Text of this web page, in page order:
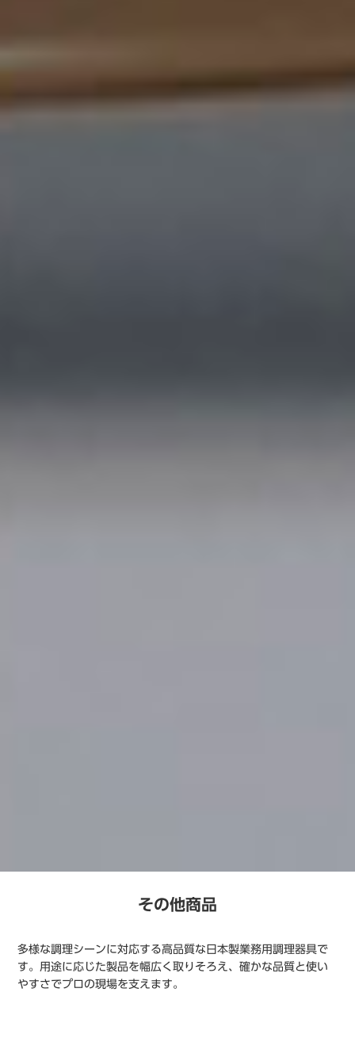
その他商品
多様な調理シーンに対応する高品質な日本製業務用調理器具で
す。用途に応じた製品を幅広く取りそろえ、確かな品質と使い
やすさでプロの現場を支えます。